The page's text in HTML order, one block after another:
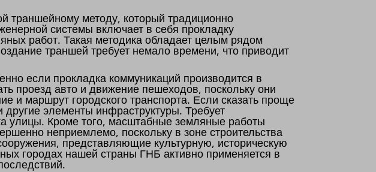
траншейному методу, который традиционно
системы включает в себя прокладку
работ. Такая методика обладает целым рядом
траншей требует немало времени, что приводит
если прокладка коммуникаций производится в
проезд авто и движение пешеходов, поскольку они
и маршрут городского транспорта. Если сказать проще
другие элементы инфраструктуры. Требует
улицы. Кроме того, масштабные земляные работы
неприемлемо, поскольку в зоне строительства
представляющие культурную, историческую
городах нашей страны ГНБ активно применяется в